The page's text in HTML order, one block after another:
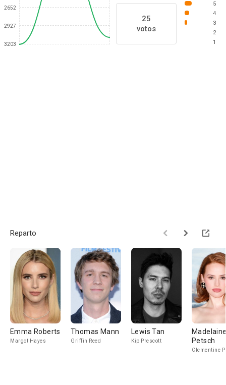
2652
2927
3203
25
votos
5
4
3
2
1
Reparto
Emma Roberts
Margot Hayes
Thomas Mann
Griffin Reed
Lewis Tan
Kip Prescott
Petsch
Clementine